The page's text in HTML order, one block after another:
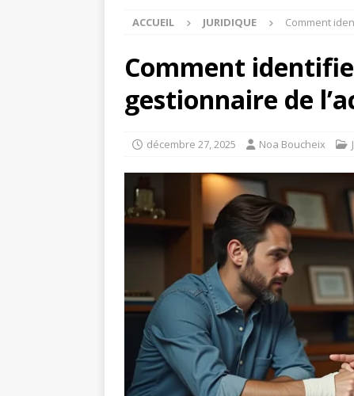
ACCUEIL JURIDIQUE Comment
Comment
gestionnaire de
décembre 27, 2025 Noa Boucheix